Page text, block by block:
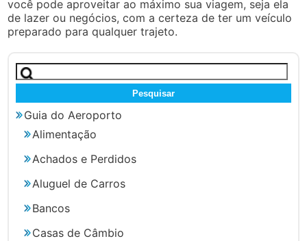
você pode aproveitar ao máximo sua viagem, seja ela
de lazer ou negócios, com a certeza de ter um veículo
preparado para qualquer trajeto.
Pesquisar
por:
Guia do Aeroporto
Alimentação
Achados e Perdidos
Aluguel de Carros
Bancos
Casas de Câmbio